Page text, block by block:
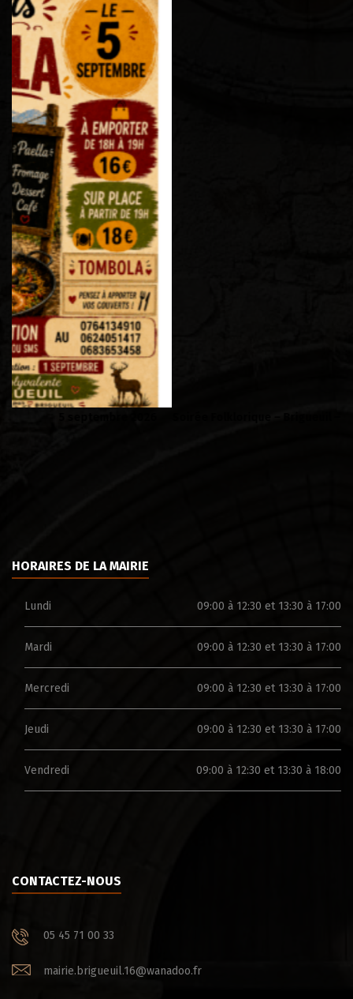
HORAIRES DE LA MAIRIE
Lundi 09:00 à 12:30 et 13:30 à 17:00
Mardi 09:00 à 12:30 et 13:30 à 17:00
Mercredi 09:00 à 12:30 et 13:30 à 17:00
Jeudi 09:00 à 12:30 et 13:30 à 17:00
Vendredi 09:00 à 12:30 et 13:30 à 18:00
CONTACTEZ-NOUS
05 45 71 00 33
mairie.brigueuil.16@wanadoo.fr